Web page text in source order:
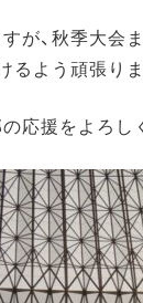
が、秋季大会
るよう頑張りま
応援をよろし